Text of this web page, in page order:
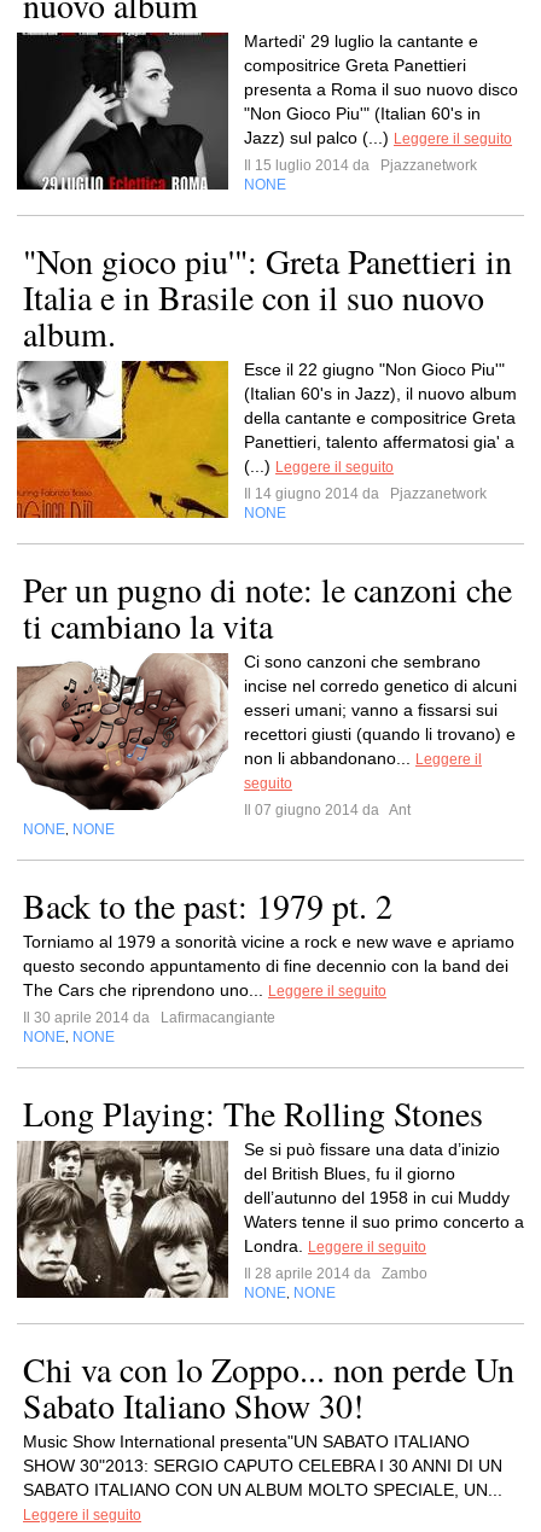
Martedi' 29 luglio la cantante e
compositrice Greta Panettieri
presenta a Roma il suo nuovo disco
"Non Gioco Piu'" (Italian 60's in
Jazz) sul palco (...) Leggere il seguito
Il 15 luglio 2014 da
Pjazzanetwork
NONE
"Non gioco piu'": Greta Panettieri in
Italia e in Brasile con il suo nuovo
album.
Esce il 22 giugno "Non Gioco Piu'"
(Italian 60's in Jazz), il nuovo album
della cantante e compositrice Greta
Panettieri, talento affermatosi gia' a
(...) Leggere il seguito
Il 14 giugno 2014 da
Pjazzanetwork
NONE
Per un pugno di note: le canzoni che
ti cambiano la vita
Ci sono canzoni che sembrano
incise nel corredo genetico di alcuni
esseri umani; vanno a fissarsi sui
recettori giusti (quando li trovano) e
non li abbandonano...
Leggere il
seguito
Il 07 giugno 2014 da Ant
NONE NONE
Back to the past: 1979 pt. 2
Torniamo al 1979 a sonorità vicine a rock e new wave e apriamo
questo secondo appuntamento di fine decennio con la band dei
The Cars che riprendono uno...
Leggere il seguito
Il 30 aprile 2014 da
Lafirmacangiante
NONE NONE
Long Playing: The Rolling Stones
Se si può fissare una data d’inizio
del British Blues, fu il giorno
dell’autunno del 1958 in cui Muddy
Waters tenne il suo primo concerto a
Londra.
Leggere il seguito
Il 28 aprile 2014 da
Zambo
NONE NONE
Chi va con lo Zoppo... non perde Un
Sabato Italiano Show 30!
Music Show International presenta"UN SABATO ITALIANO
SHOW 30"2013: SERGIO CAPUTO CELEBRA I 30 ANNI DI UN
SABATO ITALIANO CON UN ALBUM MOLTO SPECIALE, UN...
Leggere il seguito